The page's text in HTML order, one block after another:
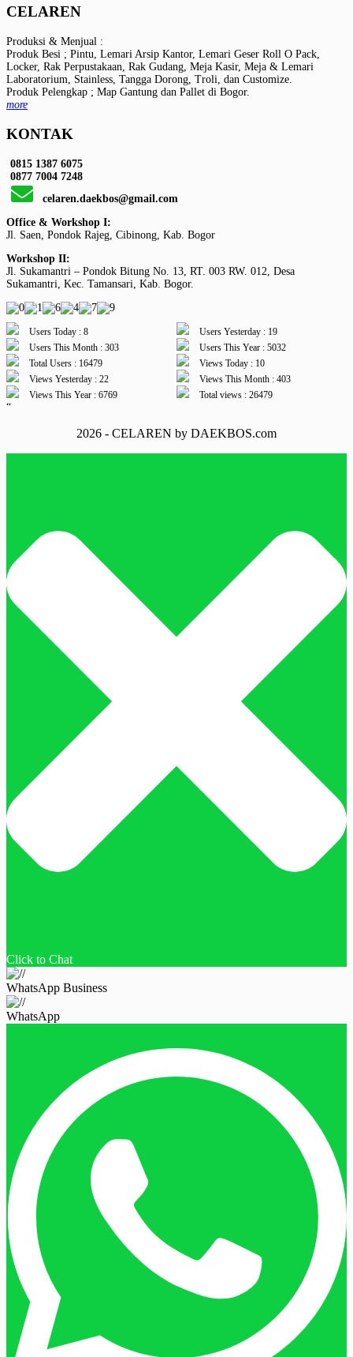
CELAREN
Produksi & Menjual :
Produk Besi ; Pintu, Lemari Arsip Kantor, Lemari Geser Roll O Pack,
Locker, Rak Perpustakaan, Rak Gudang, Meja Kasir, Meja & Lemari
Laboratorium, Stainless, Tangga Dorong, Troli, dan Customize.
Produk Pelengkap ; Map Gantung dan Pallet di Bogor.
more
KONTAK
0815 1387 6075
0877 7004 7248
celaren.daekbos@gmail.com
Office & Workshop I:
Jl. Saen, Pondok Rajeg, Cibinong, Kab. Bogor
Workshop II:
Jl. Sukamantri – Pondok Bitung No. 13, RT. 003 RW. 012, Desa
Sukamantri, Kec. Tamansari, Kab. Bogor.
Users Today : 8
Users Yesterday : 19
Users This Month : 303
Users This Year : 5032
Total Users : 16479
Views Today : 10
Views Yesterday : 22
Views This Month : 403
Views This Year : 6769
Total views : 26479
“
2026 - CELAREN by DAEKBOS.com
Click to Chat
WhatsApp Business
WhatsApp